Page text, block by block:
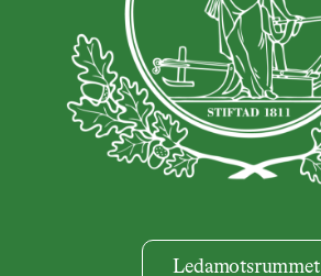
Ledamotsrummet